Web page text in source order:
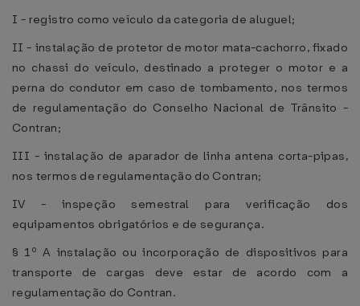
I - registro como veículo da categoria de aluguel;
II - instalação de protetor de motor mata-cachorro, fixado
no chassi do veículo, destinado a proteger o motor e a
perna do condutor em caso de tombamento, nos termos
de regulamentação do Conselho Nacional de Trânsito -
Contran;
III - instalação de aparador de linha antena corta-pipas,
nos termos de regulamentação do Contran;
IV - inspeção semestral para verificação dos
equipamentos obrigatórios e de segurança.
§ 1º A instalação ou incorporação de dispositivos para
transporte de cargas deve estar de acordo com a
regulamentação do Contran.